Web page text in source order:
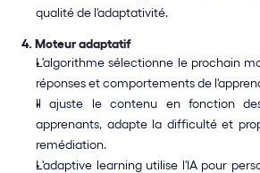
qualité de l'adaptativité.
4. Moteur adaptatif
L'algorithme sélectionne le prochain
réponses et comportements de
Il ajuste le contenu en fonction
apprenants, adapte la difficulté et
remédiation.
L'adaptive learning utilise l'IA pour